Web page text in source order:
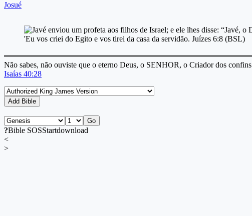
Josué
Não sabes, não ouviste que o eterno Deus, o SENHOR, o Criador dos
Isaías 40:28
Add Bible
Go
?Bible SOSStartdownload
<
>